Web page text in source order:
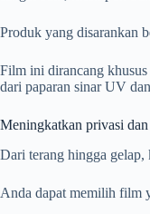
Produk yang disarankan
Film ini dirancang
dari paparan sinar UV
Meningkatkan privasi dan
Dari terang hingga
Anda dapat memilih film